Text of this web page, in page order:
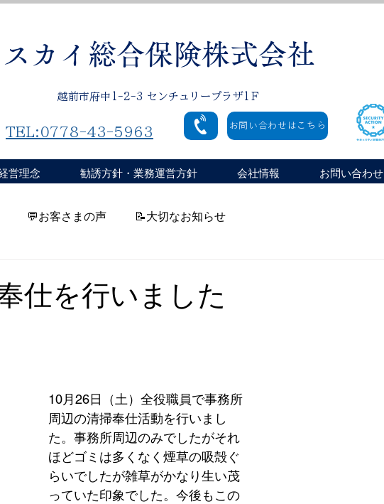
スカイ総合保険株式会社
越前市府中1-2-3 センチュリープラザ1Ｆ
TEL:0778-43-5963 お問い合わせはこちら
営理念 勧誘方針・業務運営方針 会社情報 お問い合わせ
💬お客さまの声 📝大切なお知らせ
仕を行いました
10月26日（土）全役職員で事務所
周辺の清掃奉仕活動を行いまし
た。事務所周辺のみでしたがそれ
ほどゴミは多くなく煙草の吸殻ぐ
らいでしたが雑草がかなり生い茂
っていた印象でした。今後もこの